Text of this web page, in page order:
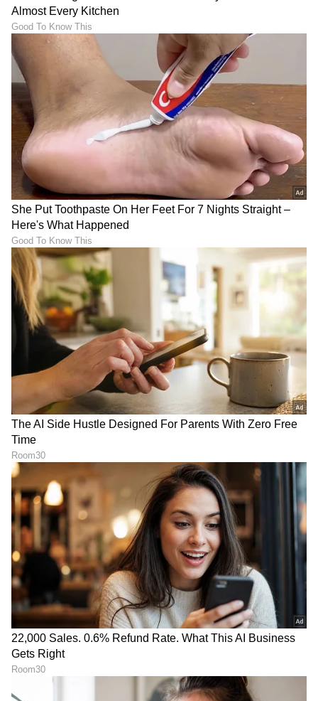
ABOUT THE AUTHOR
Suvarna News
ಬಿಗ್ ಬಾಸ್ ಕನ್ನಡ
DOWNLOAD APP
RECOMMENDED STORIES
ಬ್ಲೌಸ್ ಲೆಸ್ ಸೀರೆ ನಮ್ಮ ಸಂಸ್ಕೃತಿ,
ನೆಗೆಟಿವ್ ಕಮೆಂಟ್ ಮಾಡೋರಿಗೆ
ಐಶ್ವರ್ಯ ಸಿಂಧೋಗಿ ತಿರುಗೇಟು
God Exists Beware:
ದೇವರಿದ್ದಾನೆ, ಹುಷಾರಾಗಿರಿ!